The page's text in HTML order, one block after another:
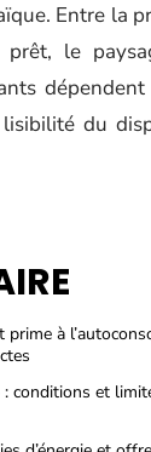
Entre la
le
du
prime à
: conditions et